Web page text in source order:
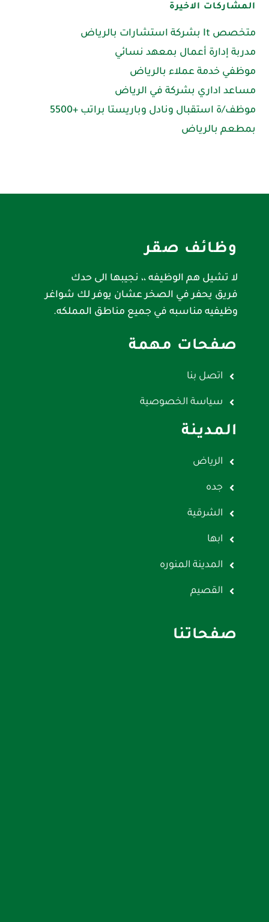
المشاركات الاخيرة
متخصص It بشركة استشارات بالرياض
مدربة إدارة أعمال بمعهد نسائي
موظفي خدمة عملاء بالرياض
مساعد اداري بشركة في الرياض
موظف/ة استقبال ونادل وباريستا براتب +5500
بمطعم بالرياض
وظائف صقر
لا تشيل هم الوظيفه ،، نجيبها الى حدك
فريق يحفر في الصخر عشان يوفر لك شواغر
وظيفيه مناسبه في جميع مناطق المملكه.
صفحات مهمة
اتصل بنا
سياسة الخصوصية
المدينة
الرياض
جده
الشرقية
ابها
المدينة المنوره
القصيم
صفحاتنا